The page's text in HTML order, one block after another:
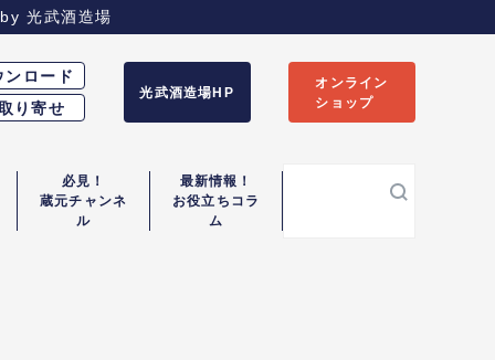
by光武酒造場
ンロード
り寄せ
光武酒造場HP
オンライン
ショップ
必見！
蔵元チャンネ
ル
最新情報！
お役立ちコラ
ム